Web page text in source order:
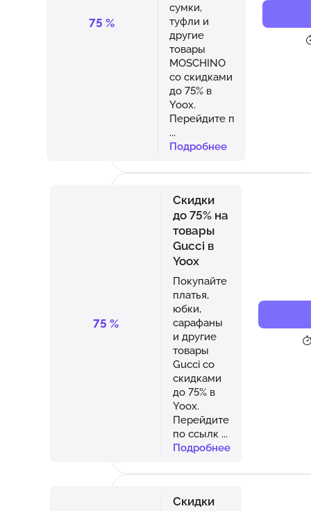
75 %
сумки,
туфли и
другие
товары
MOSCHINO
со скидками
до 75% в
Yoox.
Перейдите п
...
Подробнее
75 %
Скидки
до 75% на
товары
Gucci в
Yoox
Покупайте
платья,
юбки,
сарафаны
и другие
товары
Gucci со
скидками
до 75% в
Yoox.
Перейдите
по ссылк ...
Подробнее
Скидки